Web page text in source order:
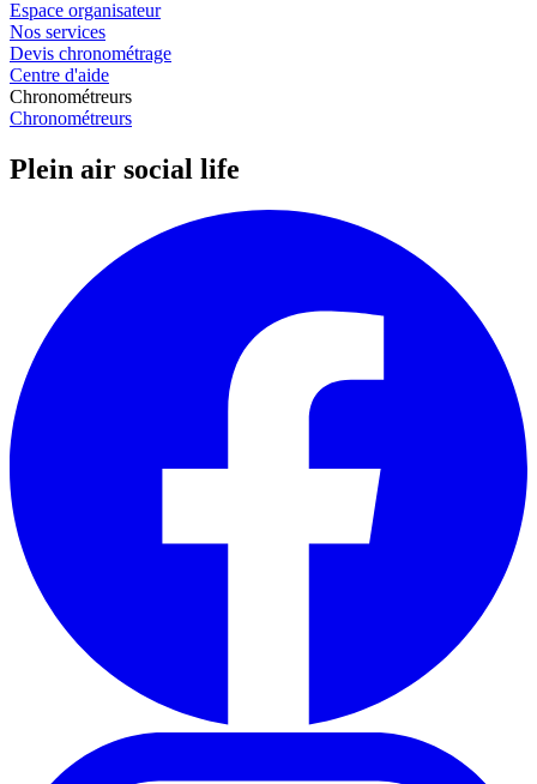
Espace organisateur
Nos services
Devis chronométrage
Centre d'aide
Chronométreurs
Chronométreurs
Plein air social life